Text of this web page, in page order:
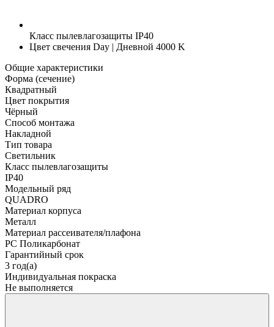
Класс пылевлагозащиты IP40
Цвет свечения Day | Дневной 4000 K
Общие характеристики
Форма (сечение)
Квадратный
Цвет покрытия
Чёрный
Способ монтажа
Накладной
Тип товара
Светильник
Класс пылевлагозащиты
IP40
Модельный ряд
QUADRO
Материал корпуса
Металл
Материал рассеивателя/плафона
PC Поликарбонат
Гарантийный срок
3 год(а)
Индивидуальная покраска
Не выполняется